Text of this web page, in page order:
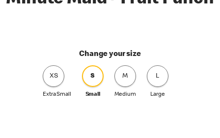
Change your size
XS
Extra Small
S
Small
M
Medium
L
Large